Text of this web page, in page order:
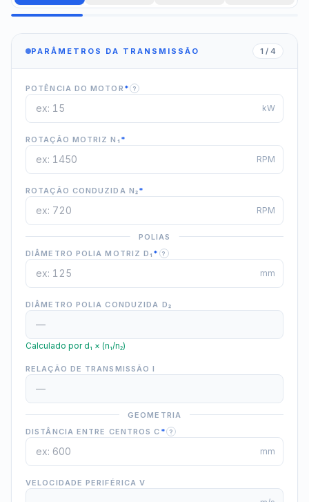
PARÂMETROS DA TRANSMISSÃO 1 / 4
POTÊNCIA DO MOTOR * ?
kW
ROTAÇÃO MOTRIZ N₁ *
RPM
ROTAÇÃO CONDUZIDA N₂*
RPM
POLIAS
DIÂMETRO POLIA MOTRIZ D₁ * ?
mm
DIÂMETRO POLIA CONDUZIDA D₂
Calculado por d₁ × (n₁/n₂)
RELAÇÃO DE TRANSMISSÃO I
GEOMETRIA
DISTÂNCIA ENTRE CENTROS C * ?
mm
VELOCIDADE PERIFÉRICA V